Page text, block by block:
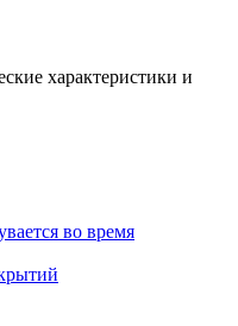
характеристики и
во время